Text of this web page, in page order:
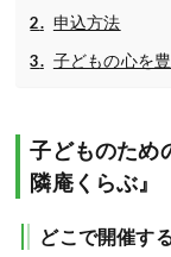
申込方法
子どもの心を
子どものため
隣庵くらぶ』
どこで開催す